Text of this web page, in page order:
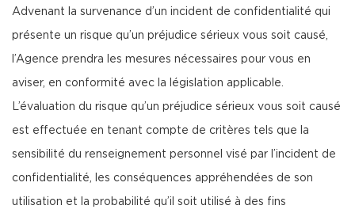
Advenant la survenance d’un incident de confidentialité qui
présente un risque qu’un préjudice sérieux vous soit causé,
l’Agence prendra les mesures nécessaires pour vous en
aviser, en conformité avec la législation applicable.
L’évaluation du risque qu’un préjudice sérieux vous soit causé
est effectuée en tenant compte de critères tels que la
sensibilité du renseignement personnel visé par l’incident de
confidentialité, les conséquences appréhendées de son
utilisation et la probabilité qu’il soit utilisé à des fins